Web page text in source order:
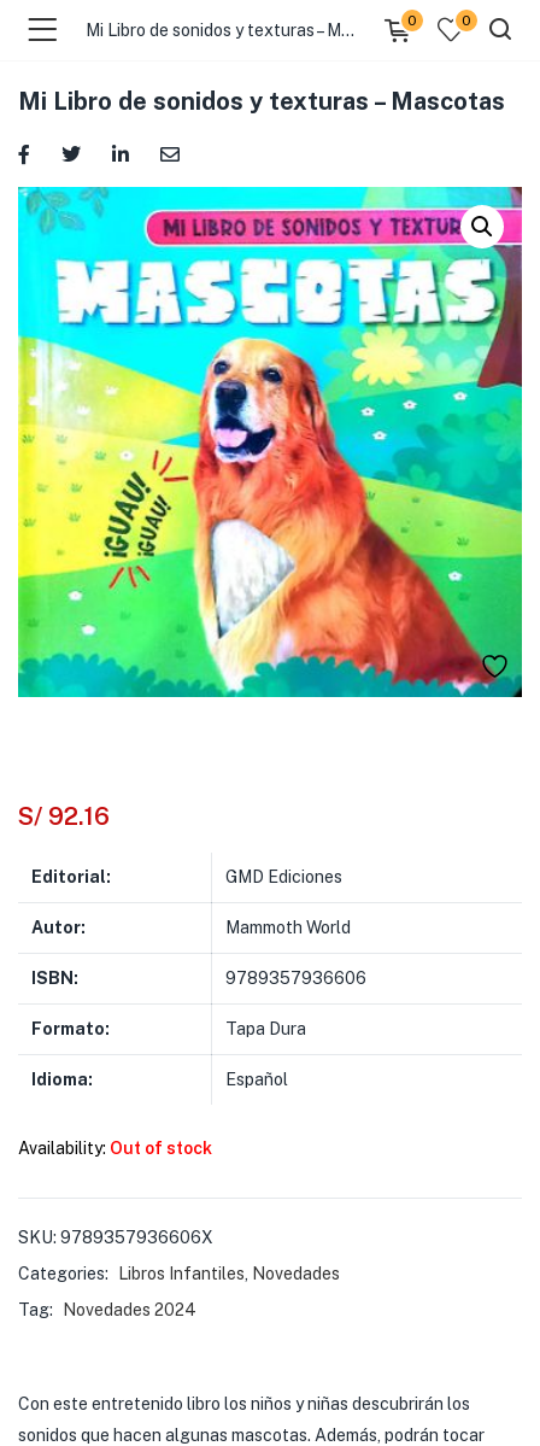
Mi Libro de sonidos y texturas – Mascotas
0 0
Mi Libro de sonidos y texturas – Mascotas
S/ 92.16
Editorial: GMD Ediciones
Autor: Mammoth World
ISBN: 9789357936606
Formato: Tapa Dura
Idioma: Español
Availability: Out of stock
SKU: 9789357936606X
Categories:
Libros Infantiles
Novedades
Tag:
Novedades 2024
Con este entretenido libro los niños y niñas descubrirán los
sonidos que hacen algunas mascotas. Además, podrán tocar